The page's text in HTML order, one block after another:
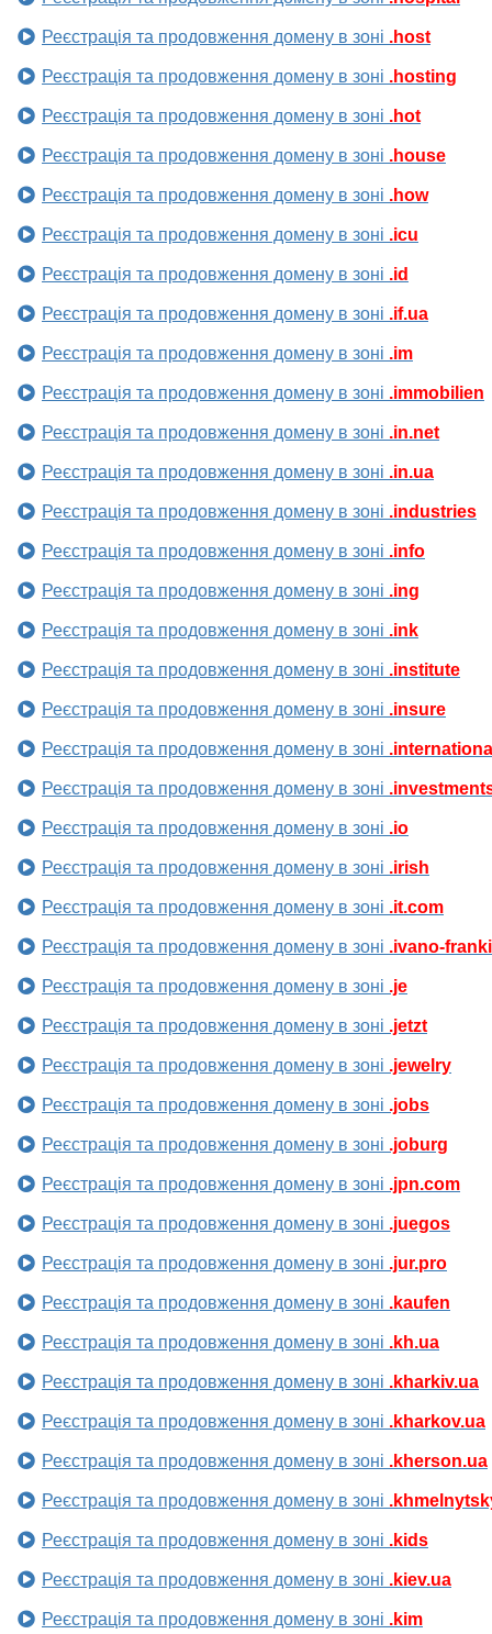
Реєстрація та продовження домену в зоні .host
Реєстрація та продовження домену в зоні .hosting
Реєстрація та продовження домену в зоні .hot
Реєстрація та продовження домену в зоні .house
Реєстрація та продовження домену в зоні .how
Реєстрація та продовження домену в зоні .icu
Реєстрація та продовження домену в зоні .id
Реєстрація та продовження домену в зоні .if.ua
Реєстрація та продовження домену в зоні .im
Реєстрація та продовження домену в зоні .immobilien
Реєстрація та продовження домену в зоні .in.net
Реєстрація та продовження домену в зоні .in.ua
Реєстрація та продовження домену в зоні .industries
Реєстрація та продовження домену в зоні .info
Реєстрація та продовження домену в зоні .ing
Реєстрація та продовження домену в зоні .ink
Реєстрація та продовження домену в зоні .institute
Реєстрація та продовження домену в зоні .insure
Реєстрація та продовження домену в зоні
Реєстрація та продовження домену в зоні
Реєстрація та продовження домену в зоні .io
Реєстрація та продовження домену в зоні .irish
Реєстрація та продовження домену в зоні .it.com
Реєстрація та продовження домену в зоні .ivano-
Реєстрація та продовження домену в зоні .je
Реєстрація та продовження домену в зоні .jetzt
Реєстрація та продовження домену в зоні .jewelry
Реєстрація та продовження домену в зоні .jobs
Реєстрація та продовження домену в зоні .joburg
Реєстрація та продовження домену в зоні .jpn.com
Реєстрація та продовження домену в зоні .juegos
Реєстрація та продовження домену в зоні .jur.pro
Реєстрація та продовження домену в зоні .kaufen
Реєстрація та продовження домену в зоні .kh.ua
Реєстрація та продовження домену в зоні .kharkiv.ua
Реєстрація та продовження домену в зоні .kharkov.ua
Реєстрація та продовження домену в зоні .kherson.ua
Реєстрація та продовження домену в зоні
Реєстрація та продовження домену в зоні .kids
Реєстрація та продовження домену в зоні .kiev.ua
Реєстрація та продовження домену в зоні .kim